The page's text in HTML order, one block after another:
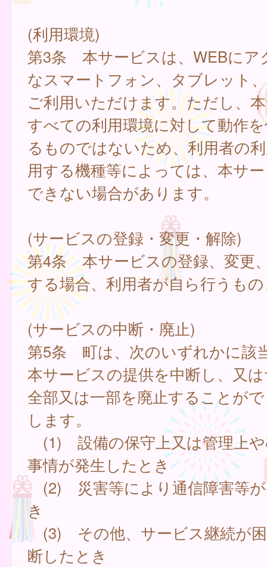
(利用環境)
第3条 本サービスは、WEBにア
なスマートフォン、タブレット
ご利用いただけます。ただし、
すべての利用環境に対して動作
るものではないため、利用者の
用する機種等によっては、本サ
できない場合があります。
(サービスの登録・変更・解除)
第4条 本サービスの登録、変更
する場合、利用者が自ら行うも
(サービスの中断・廃止)
第5条 町は、次のいずれかに該
本サービスの提供を中断し、又
全部又は一部を廃止することが
します。
(1) 設備の保守上又は管理上
事情が発生したとき
(2) 災害等により通信障害等が
き
(3) その他、サービス継続が困
断したとき